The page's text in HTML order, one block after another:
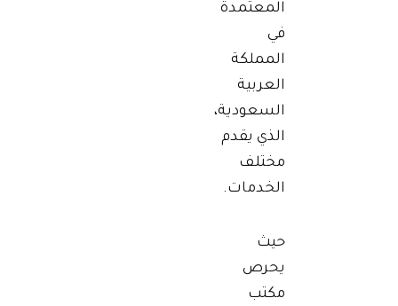
المعتمدة
في
المملكة
العربية
السعودية،
الذي يقدم
مختلف
الخدمات.
حيث
يحرص
مكتب